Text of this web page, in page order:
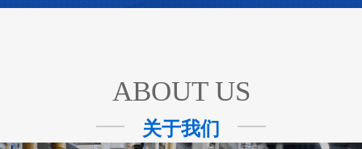
ABOUT US
关于我们